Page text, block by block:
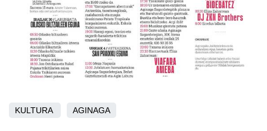
KULTURA AGINAGA